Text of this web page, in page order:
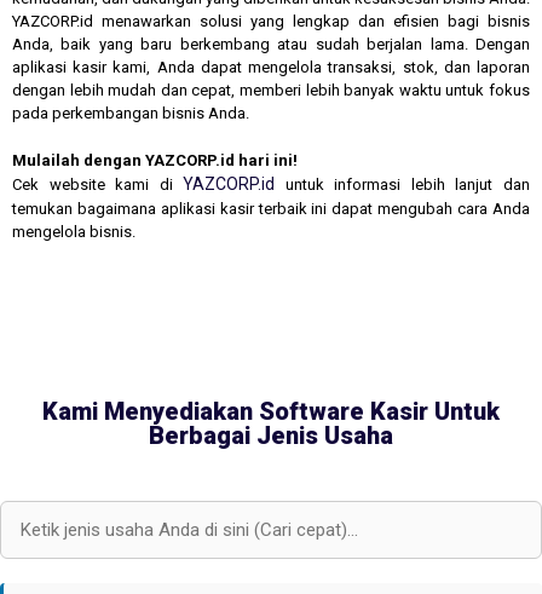
YAZCORP.id menawarkan solusi yang lengkap dan efisien bagi bisnis
Anda, baik yang baru berkembang atau sudah berjalan lama. Dengan
aplikasi kasir kami, Anda dapat mengelola transaksi, stok, dan laporan
dengan lebih mudah dan cepat, memberi lebih banyak waktu untuk fokus
pada perkembangan bisnis Anda.
Mulailah dengan YAZCORP.id hari ini!
Cek website kami di YAZCORP.id
untuk informasi lebih lanjut dan
temukan bagaimana aplikasi kasir terbaik ini dapat mengubah cara Anda
mengelola bisnis.
Kami Menyediakan Software Kasir Untuk
Berbagai Jenis Usaha